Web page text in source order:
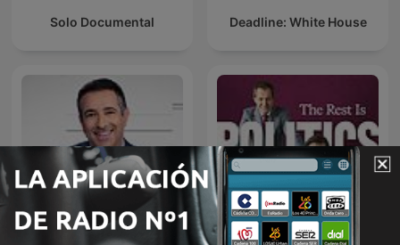
Solo Documental Deadline: White House